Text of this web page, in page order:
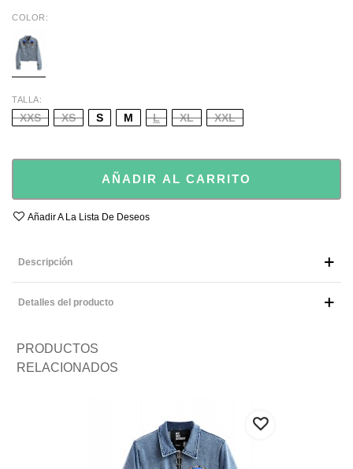
COLOR
BLUE
TALLA
XXS XS S M L XL XXL
AÑADIR AL CARRITO
Añadir A La Lista De Deseos
Descripción
Detalles del producto
PRODUCTOS
RELACIONADOS